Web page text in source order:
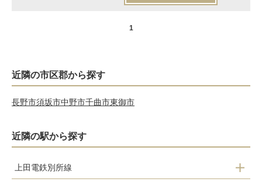
1
近隣の市区郡から探す
長野市須坂市中野市千曲市東御市
近隣の駅から探す
上田電鉄別所線